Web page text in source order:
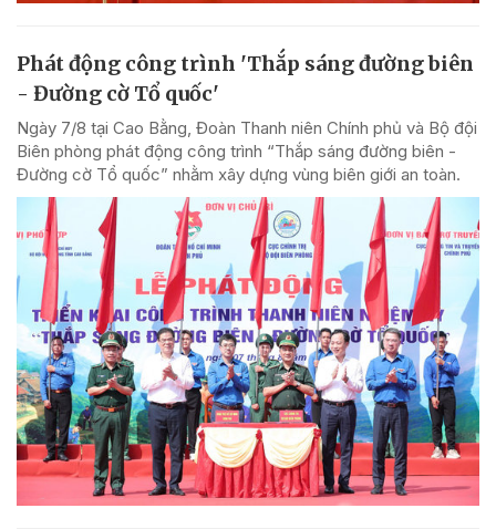
Phát động công trình 'Thắp sáng đường biên
- Đường cờ Tổ quốc'
Ngày 7/8 tại Cao Bằng, Đoàn Thanh niên Chính phủ và Bộ đội
Biên phòng phát động công trình “Thắp sáng đường biên -
Đường cờ Tổ quốc” nhằm xây dựng vùng biên giới an toàn.